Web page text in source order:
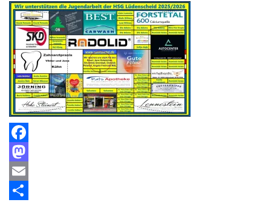
Facebook
Mastodon
Email